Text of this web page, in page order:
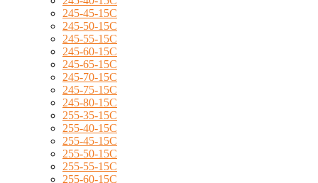
245-45-15C
245-50-15C
245-55-15C
245-60-15C
245-65-15C
245-70-15C
245-75-15C
245-80-15C
255-35-15C
255-40-15C
255-45-15C
255-50-15C
255-55-15C
255-60-15C